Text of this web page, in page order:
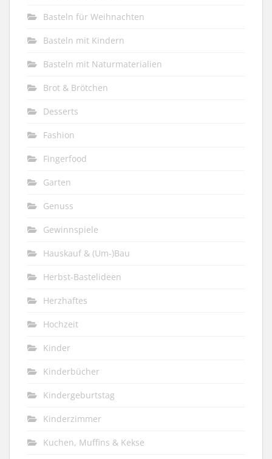
Basteln für Weihnachten
Basteln mit Kindern
Basteln mit Naturmaterialien
Brot & Brötchen
Desserts
Fashion
Fingerfood
Garten
Genuss
Gewinnspiele
Hauskauf & (Um-)Bau
Herbst-Bastelideen
Herzhaftes
Hochzeit
Kinder
Kinderbücher
Kindergeburtstag
Kinderzimmer
Kuchen, Muffins & Kekse